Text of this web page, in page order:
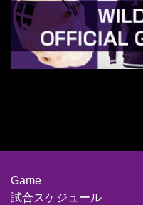
Game
試合スケジュール